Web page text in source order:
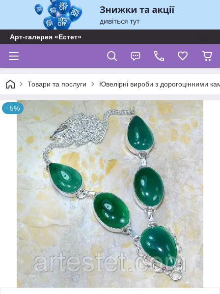
Арт-галерея «Естет»
Товари та послуги Ювелірні вироби з дорогоцінними
–5%